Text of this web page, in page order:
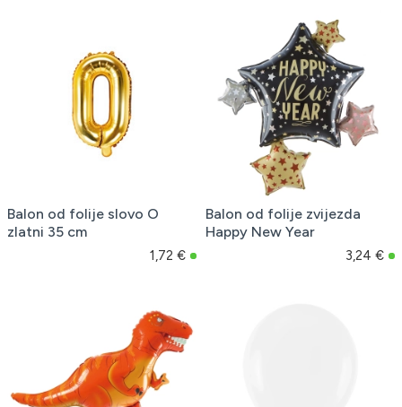
Balon od folije slovo O
zlatni 35 cm
1,72 €
Balon od folije zvijezda
Happy New Year
3,24 €